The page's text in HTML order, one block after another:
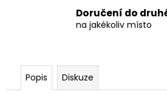
Doručení do
na jakékoliv místo
Popis Diskuze
240GB/ZÁRUKA